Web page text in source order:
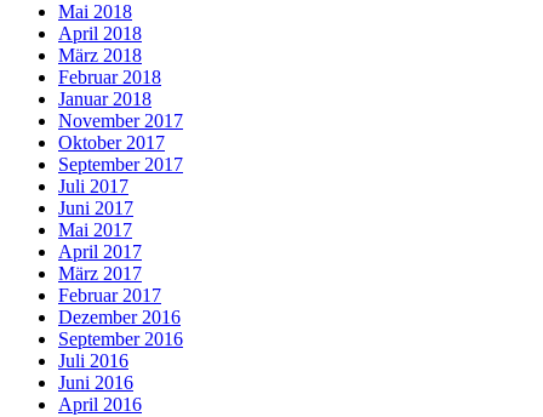
Mai 2018
April 2018
März 2018
Februar 2018
Januar 2018
November 2017
Oktober 2017
September 2017
Juli 2017
Juni 2017
Mai 2017
April 2017
März 2017
Februar 2017
Dezember 2016
September 2016
Juli 2016
Juni 2016
April 2016